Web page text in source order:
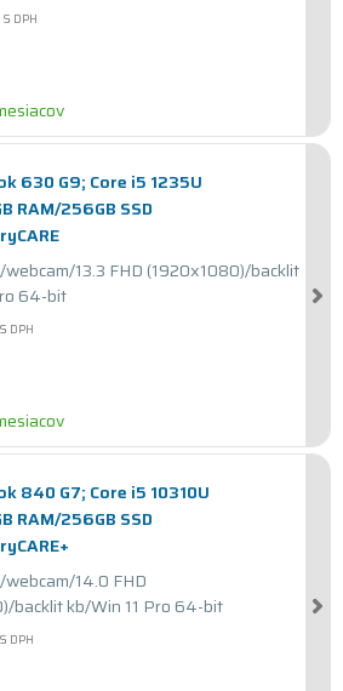
S DPH
630 G9; Core i5 1235U
RAM/256GB SSD
13.3 FHD (1920x1080)/backlit
64-bit
S DPH
840 G7; Core i5 10310U
RAM/256GB SSD
14.0 FHD
backlit kb/Win 11 Pro 64-bit
S DPH